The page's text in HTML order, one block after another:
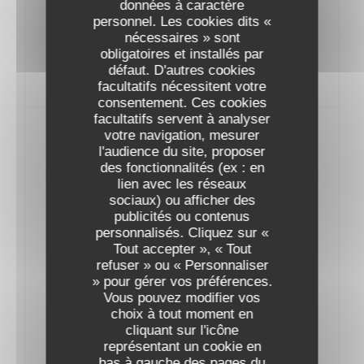
données à caractère
personnel. Les cookies dits «
nécessaires » sont
obligatoires et installés par
défaut. D'autres cookies
facultatifs nécessitent votre
consentement. Ces cookies
facultatifs servent à analyser
votre navigation, mesurer
l'audience du site, proposer
des fonctionnalités (ex : en
lien avec les réseaux
sociaux) ou afficher des
publicités ou contenus
personnalisés. Cliquez sur «
Tout accepter », « Tout
refuser » ou « Personnaliser
» pour gérer vos préférences.
Vous pouvez modifier vos
choix à tout moment en
cliquant sur l'icône
représentant un cookie en
AOP L'Alzetto Prestige Famille Albertini
2023
53,00 EUR
Vins Rouges
BOURGOGNE
AOC Pinot Noir Thierry et Pascale Matrot
2022
54,00 EUR
AOC MarangesThierry et Pascale Matrot
2023
57,00 EUR